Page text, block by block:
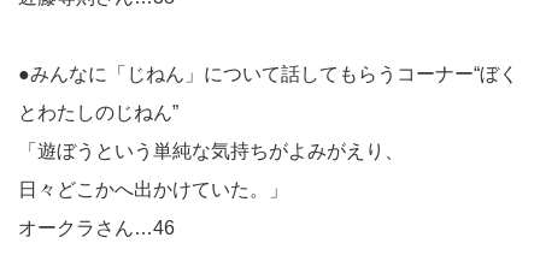
●みんなに「じねん」について話してもらうコーナー“ぼく
とわた しのじねん”
「遊ぼうという単純な気持ちがよみがえり、
日々どこかへ出かけていた。」
オークラさん…46